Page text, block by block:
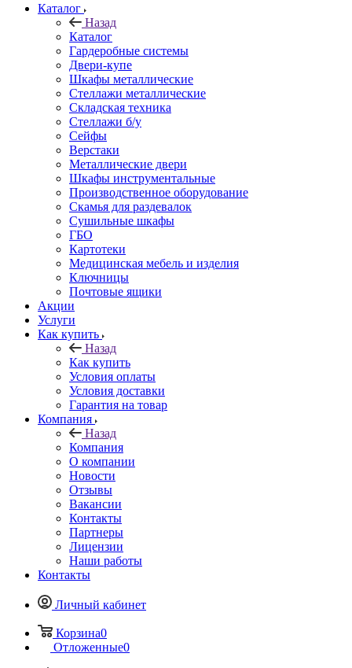
Каталог
Назад
Каталог
Гардеробные системы
Двери-купе
Шкафы металлические
Стеллажи металлические
Складская техника
Стеллажи б/у
Сейфы
Верстаки
Металлические двери
Шкафы инструментальные
Производственное оборудование
Скамья для раздевалок
Сушильные шкафы
ГБО
Картотеки
Медицинская мебель и изделия
Ключницы
Почтовые ящики
Акции
Услуги
Как купить
Назад
Как купить
Условия оплаты
Условия доставки
Гарантия на товар
Компания
Назад
Компания
О компании
Новости
Отзывы
Вакансии
Контакты
Партнеры
Лицензии
Наши работы
Контакты
Личный кабинет
Корзина0
Отложенные0